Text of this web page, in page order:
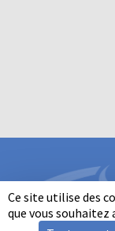
Ce site utilise des
que vous souhaitez